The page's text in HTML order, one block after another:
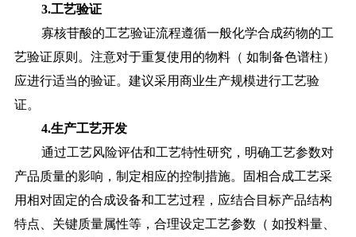
3.工艺验证
寡核苷酸的工艺验证流程遵循一般化学合成药物的工
艺验证原则。注意对于重复使用的物料（ 如制备色谱柱）
应进行适当的验证。建议采用商业生产规模进行工艺验
证。
4.生产工艺开发
通过工艺风险评估和工艺特性研究，明确工艺参数对
产品质量的影响，制定相应的控制措施。固相合成工艺采
用相对固定的合成设备和工艺过程，应结合目标产品结构
特点、关键质量属性等，合理设定工艺参数（ 如投料量、